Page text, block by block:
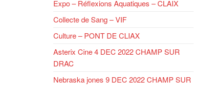
Expo – Réflexions Aquatiques – CLAIX
Collecte de Sang – VIF
Culture – PONT DE CLIAX
Asterix Cine 4 DEC 2022 CHAMP SUR
DRAC
Nebraska jones 9 DEC 2022 CHAMP SUR